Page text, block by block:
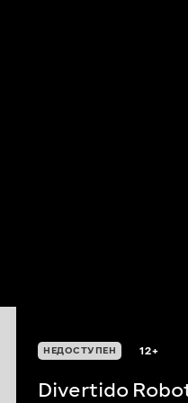
НЕДОСТУПЕН 12+
Divertido